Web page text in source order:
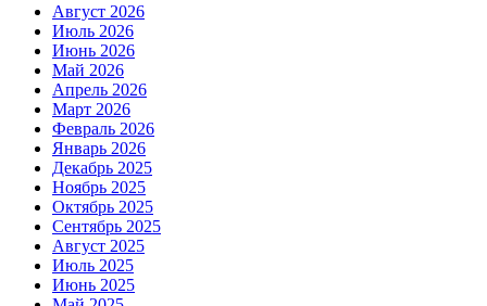
Август 2026
Июль 2026
Июнь 2026
Май 2026
Апрель 2026
Март 2026
Февраль 2026
Январь 2026
Декабрь 2025
Ноябрь 2025
Октябрь 2025
Сентябрь 2025
Август 2025
Июль 2025
Июнь 2025